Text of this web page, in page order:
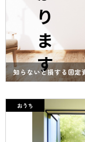
知らないと損する固定
おうち